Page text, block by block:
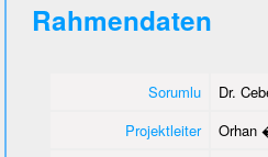
Rahmendaten
Sorumlu
Dr.
Projektleiter
Orhan